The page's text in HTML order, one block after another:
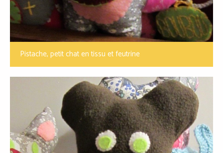
Pistache, petit chat en tissu et feutrine